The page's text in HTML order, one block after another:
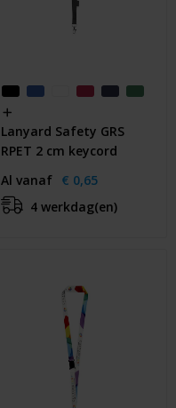
Lanyard Safety GRS
RPET 2 cm keycord
Al vanaf € 0,65
4 werkdag(en)